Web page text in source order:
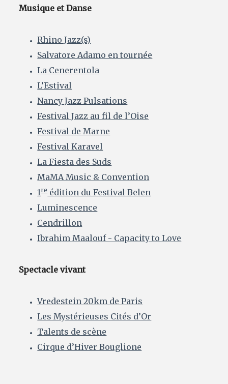
Musique et Danse
Rhino Jazz(s)
Salvatore Adamo en tournée
La Cenerentola
L’Estival
Nancy Jazz Pulsations
Festival Jazz au fil de l’Oise
Festival de Marne
Festival Karavel
La Fiesta des Suds
MaMA Music & Convention
1reédition du Festival Belen
Luminescence
Cendrillon
Ibrahim Maalouf - Capacity to Love
Spectacle vivant
Vredestein 20km de Paris
Les Mystérieuses Cités d’Or
Talents de scène
Cirque d’Hiver Bouglione